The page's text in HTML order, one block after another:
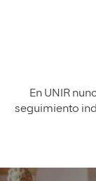
En UNIR
seguimiento